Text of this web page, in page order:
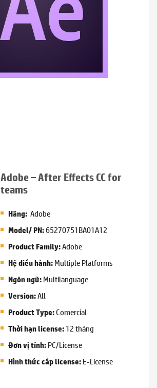
Adobe – After Effects CC for
teams
Hãng: Adobe
Model/ PN:65270751BA01A12
Product Family:Adobe
Hệ điều hành:Multiple Platforms
Ngôn ngữ:Multilanguage
Version:All
Product Type:Comercial
Thời hạn license:12 tháng
Đơn vị tính:PC/License
Hình thức cấp license:E-License